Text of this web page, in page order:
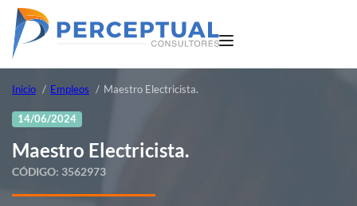
Inicio Empleos Maestro Electricista.
14/06/2024
Maestro Electricista.
CÓDIGO: 3562973